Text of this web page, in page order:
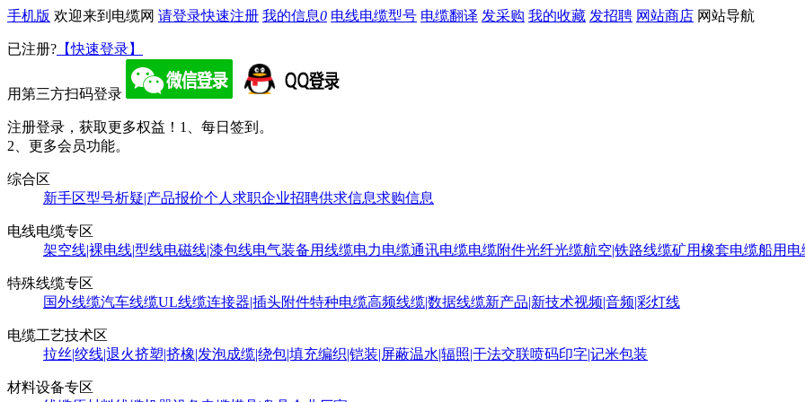
手机版 欢迎来到电缆网 请登录快速注册 我的信息0 电线电缆型号 电缆翻译 发采购 我的收藏 发招聘 网站商店 网站导航
已注册? 【快速登录】
用第三方扫码登录
注册登录，获取更多权益！ 1、每日签到。
2、更多会员功能。
综合区
新手区型号析疑|产品报价个人求职企业招聘供求信息求购信息
电线电缆专区
架空线|裸电线|型线电磁线|漆包线电气装备用线缆电力电缆通讯电缆电缆附件光纤光缆航空|铁路线缆矿用橡套电缆船用电
特殊线缆专区
国外线缆汽车线缆UL线缆连接器|插头附件特种电缆高频线缆|数据线缆新产品|新技术视频|音频|彩灯线
电缆工艺技术区
拉丝|绞线|退火挤塑|挤橡|发泡成缆|绕包|填充编织|铠装|屏蔽温水|辐照|干法交联喷码印字|记米包装
材料设备专区